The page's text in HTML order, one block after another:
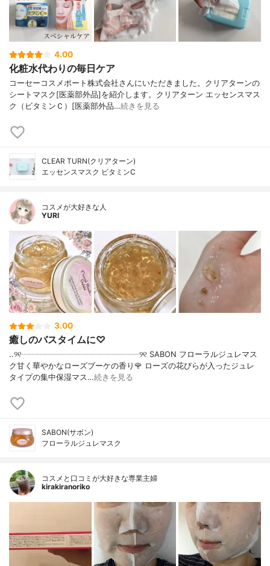
4.00
化粧水代わりの毎日ケア
コーセーコスメポート株式会社さんにいただきました。クリアターンの
シートマスク[医薬部外品]を紹介します。クリアターン エッセンスマス
ク（ビタミンＣ）[医薬部外品…続きを見る
CLEAR TURN(クリアターン)
エッセンスマスク ビタミンC
コスメが大好きな人
YURI
3.00
癒しのバスタイムに♡
..୨୧┈┈┈┈┈┈┈┈┈┈┈┈┈┈┈୨୧ SABON フローラルジュレマス
ク甘く華やかなローズブーケの香り🌹 ローズの花びらが入ったジュレ
タイプの集中保湿マス…続きを見る
SABON(サボン)
フローラルジュレマスク
コスメと口コミが大好きな専業主婦
kirakiranoriko